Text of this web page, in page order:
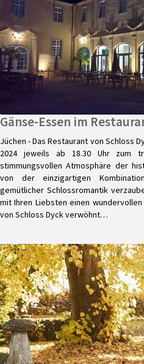
Gänse-Essen im
Jüchen - Das Restaurant von Schloss
2024 jeweils ab 18.30 Uhr zum
stimmungsvollen Atmosphäre der
von der einzigartigen
gemütlicher Schlossromantik
mit Ihren Liebsten einen
von Schloss Dyck verwöhnt…